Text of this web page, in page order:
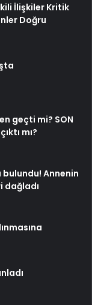
İlişkiler Kritik
Doğru
geçti mi? SON
mı?
bulundu! Annenin
dağladı